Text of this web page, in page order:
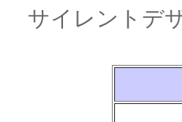
サイレントデ